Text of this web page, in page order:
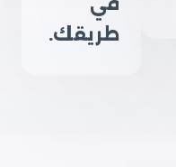
طريقك.